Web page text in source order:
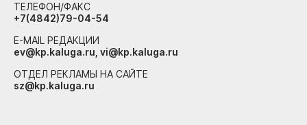
ТЕЛЕФОН/ФАКС
+7(4842)79-04-54
E-MAIL РЕДАКЦИИ
ev@kp.kaluga.ru, vi@kp.kaluga.ru
ОТДЕЛ РЕКЛАМЫ НА САЙТЕ
sz@kp.kaluga.ru